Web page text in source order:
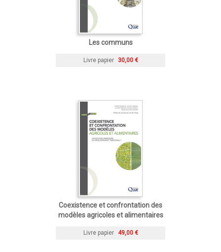
Les communs
Livre papier 30,00 €
Coexistence et confrontation des
modèles agricoles et alimentaires
Livre papier 49,00 €